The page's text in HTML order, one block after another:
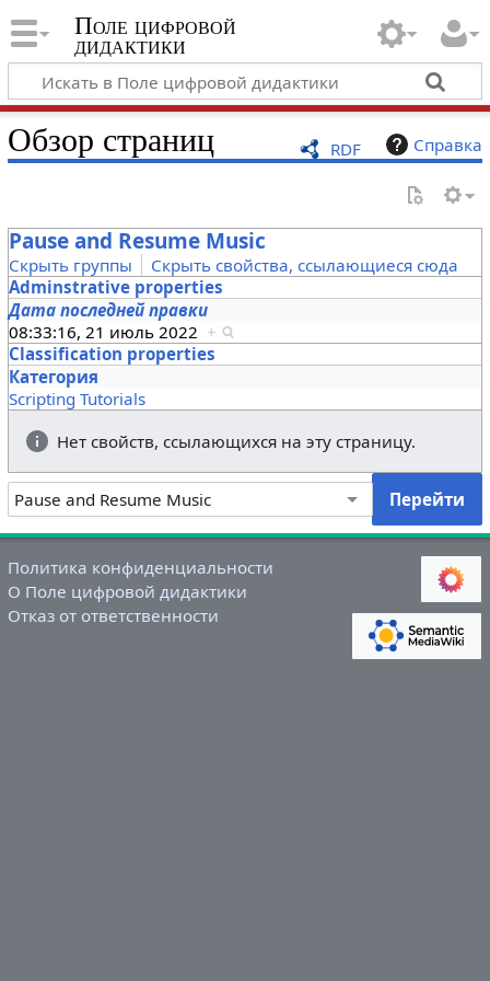
Поле цифровой
дидактики
RDF Справка
Обзор страниц
Pause and Resume Music
Скрыть группы
Скрыть свойства, ссылающиеся сюда
Adminstrative properties
Дата последней правки
08:33:16, 21 июль 2022 +
Classification properties
Категория
Scripting Tutorials
Нет свойств, ссылающихся на эту страницу.
Политика конфиденциальности
О Поле цифровой дидактики
Отказ от ответственности